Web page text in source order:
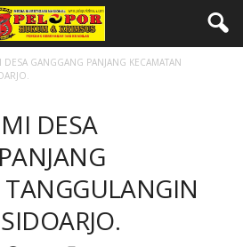
DESA GANGGANG PANJANG KECAMATAN
DESA